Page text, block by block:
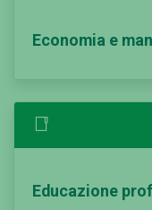
Economia e
Educazione